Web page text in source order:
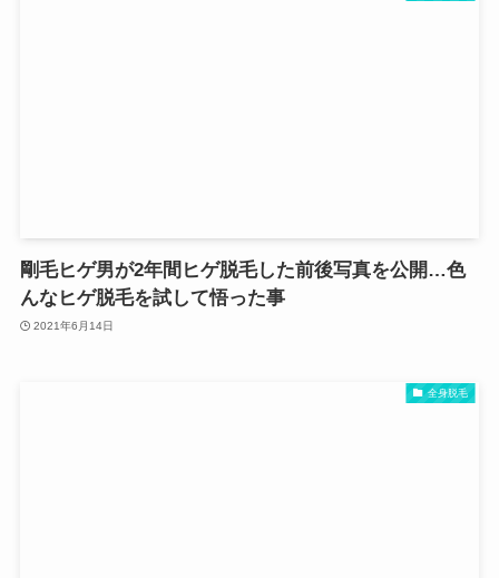
剛毛ヒゲ男が2年間ヒゲ脱毛した前後写真を公開…色
んなヒゲ脱毛を試して悟った事
2021年6月14日
全身脱毛